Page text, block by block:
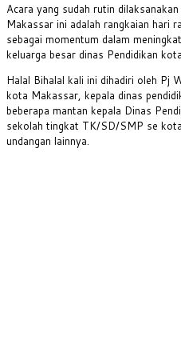
Acara yang sudah rutin
Makassar ini adalah rangkaian hari
sebagai momentum dalam
keluarga besar dinas Pendidikan
Halal Bihalal kali ini dihadiri oleh Pj
kota Makassar, kepala dinas
beberapa mantan kepala Dinas
sekolah tingkat TK/SD/SMP se
undangan lainnya.